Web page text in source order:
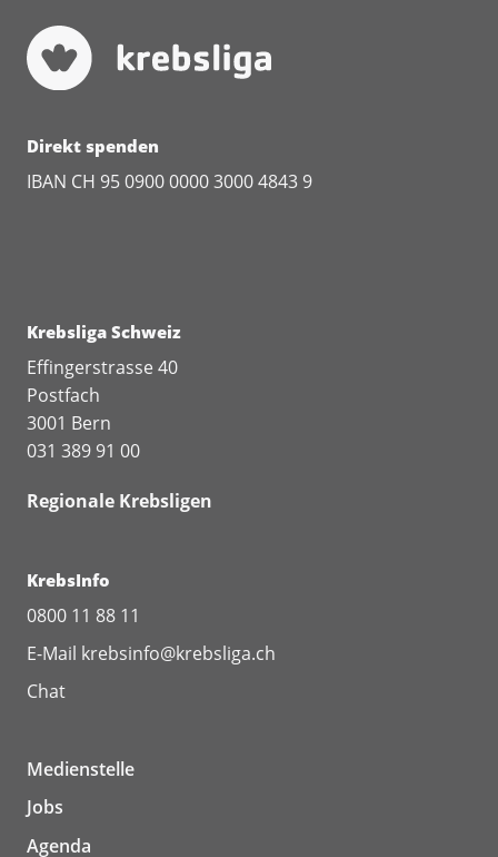
Direkt spenden
IBAN CH 95 0900 0000 3000 4843 9
Krebsliga Schweiz
Effingerstrasse 40
Postfach
3001 Bern
031 389 91 00
Regionale Krebsligen
KrebsInfo
0800 11 88 11
E-Mail krebsinfo@krebsliga.ch
Chat
Medienstelle
Jobs
Agenda